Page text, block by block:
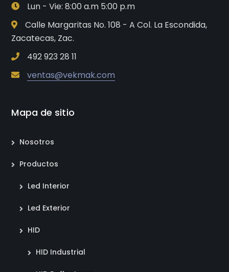
Lun - Vie: 8:00 a.m 5:00 p.m
Calle Margaritas No. 108 - A Col. La Escondida,
Zacatecas, Zac.
492 923 28 11
ventas@vekmak.com
Mapa de sitio
Nosotros
Productos
Led Interior
Led Exterior
HID
HID Industrial